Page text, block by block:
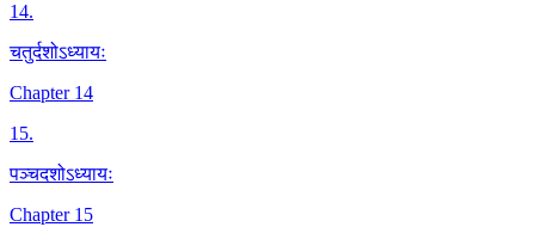
14.
चतुर्दशोऽध्यायः
Chapter 14
15.
पञ्चदशोऽध्यायः
Chapter 15